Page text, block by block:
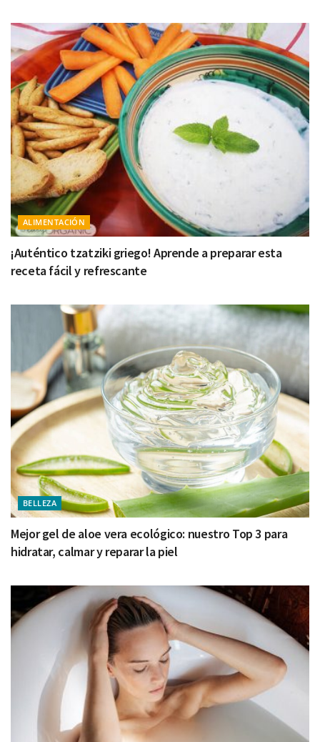
ALIMENTACIÓN
¡Auténtico tzatziki griego! Aprende a preparar esta
receta fácil y refrescante
BELLEZA
Mejor gel de aloe vera ecológico: nuestro Top 3 para
hidratar, calmar y reparar la piel